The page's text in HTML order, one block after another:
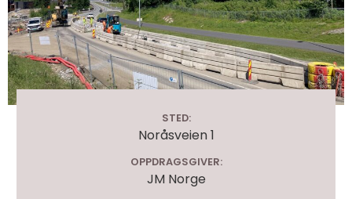
STED:
Noråsveien 1
OPPDRAGSGIVER:
JM Norge